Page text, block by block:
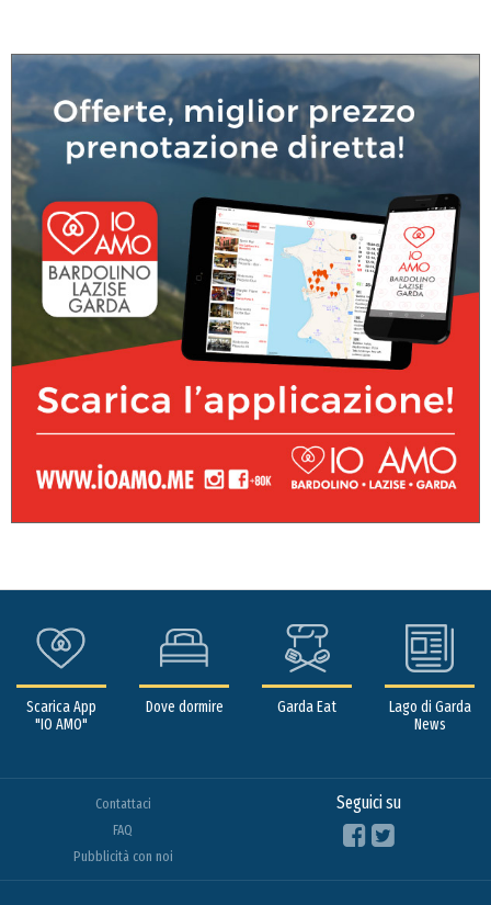
Scarica App
"IO AMO"
Dove dormire Garda Eat
Lago di Garda
News
Contattaci
FAQ
Pubblicità con noi
Seguici su